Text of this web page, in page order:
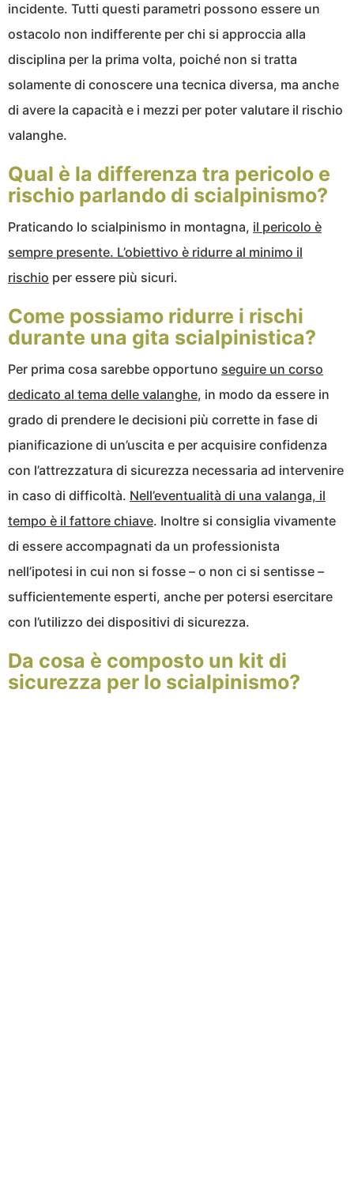
incidente. Tutti questi parametri possono essere un
ostacolo non indifferente per chi si approccia alla
disciplina per la prima volta, poiché non si tratta
solamente di conoscere una tecnica diversa, ma anche
di avere la capacità e i mezzi per poter valutare il rischio
valanghe.
Qual è la differenza tra pericolo e
rischio parlando di scialpinismo?
Praticando lo scialpinismo in montagna, il pericolo è
sempre presente. L’obiettivo è ridurre al minimo il
rischio per essere più sicuri.
Come possiamo ridurre i rischi
durante una gita scialpinistica?
Per prima cosa sarebbe opportuno seguire un corso
dedicato al tema delle valanghe, in modo da essere in
grado di prendere le decisioni più corrette in fase di
pianificazione di un’uscita e per acquisire confidenza
con l’attrezzatura di sicurezza necessaria ad intervenire
in caso di difficoltà. Nell’eventualità di una valanga, il
tempo è il fattore chiave. Inoltre si consiglia vivamente
di essere accompagnati da un professionista
nell’ipotesi in cui non si fosse – o non ci si sentisse –
sufficientemente esperti, anche per potersi esercitare
con l’utilizzo dei dispositivi di sicurezza.
Da cosa è composto un kit di
sicurezza per lo scialpinismo?